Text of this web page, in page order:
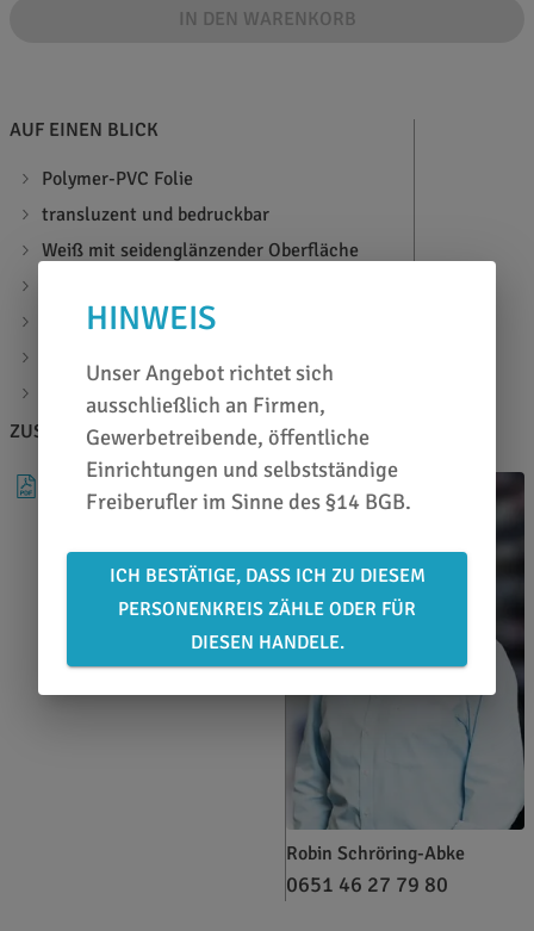
IN DEN WARENKORB
AUF EINEN BLICK
Polymer-PVC Folie
transluzent und bedruckbar
Weiß mit seidenglänzender Oberfläche
individuell bedruckbar mit zahlreichen Tinten
permanent haftender, transparenter Kleber
Materialstärke: 80µ
ZUSATZINFOS
DATENBLATT
BERATEN LASSEN
Robin Schröring-Abke
0651 46 27 79 80
HINWEIS
Unser Angebot richtet sich
ausschließlich an Firmen,
Gewerbetreibende, öffentliche
Einrichtungen und selbstständige
Freiberufler im Sinne des §14 BGB.
ICH BESTÄTIGE, DASS ICH ZU DIESEM
PERSONENKREIS ZÄHLE ODER FÜR
DIESEN HANDELE.